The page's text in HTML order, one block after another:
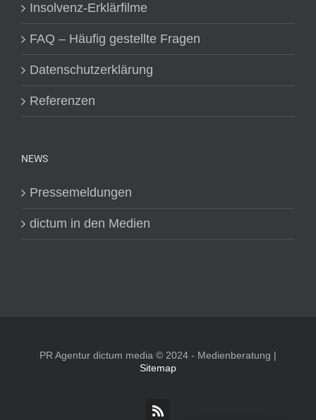
Insolvenz-Erklärfilme
FAQ – Häufig gestellte Fragen
Datenschutzerklärung
Referenzen
NEWS
Pressemeldungen
dictum in den Medien
PR Agentur dictum media © 2024 - Medienberatung |
Sitemap
Rss